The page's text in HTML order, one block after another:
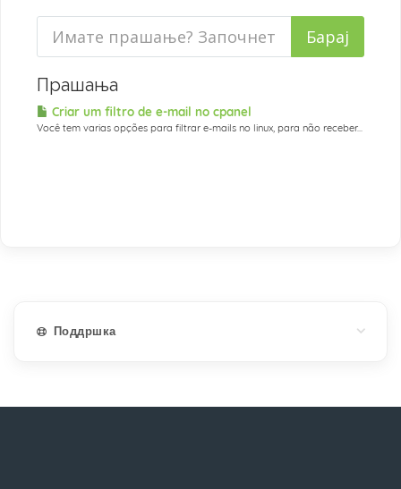
Прашања
Criar um filtro de e-mail no cpanel
Você tem varias opções para filtrar e-mails no linux, para não receber...
Поддршка